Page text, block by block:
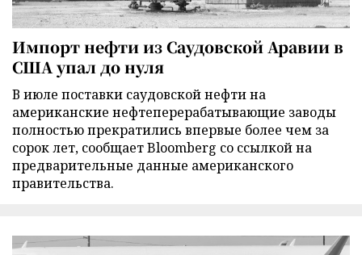
Импорт нефти из Саудовской Аравии в
США упал до нуля
В июле поставки саудовской нефти на
американские нефтеперерабатывающие заводы
полностью прекратились впервые более чем за
сорок лет, сообщает Bloomberg со ссылкой на
предварительные данные американского
правительства.